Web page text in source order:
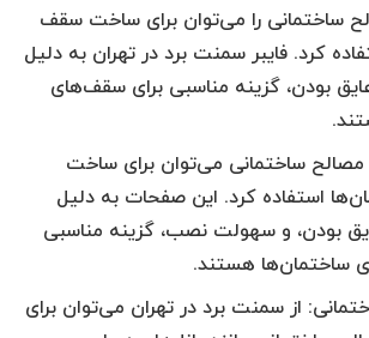
ساختمانی را می‌توان برای ساخت سقف
کرد. فایبر سمنت برد در تهران به دلیل
بودن، گزینه مناسبی برای سقف‌های
ساختمانی می‌توان برای ساخت
استفاده کرد. این صفحات به دلیل
بودن، و سهولت نصب، گزینه مناسبی
ساختمان‌ها هستند.
از سمنت برد در تهران می‌توان برای